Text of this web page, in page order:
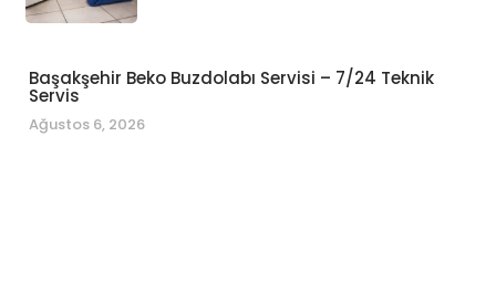
Başakşehir Beko Buzdolabı Servisi – 7/24 Teknik
Servis
Ağustos 6, 2026